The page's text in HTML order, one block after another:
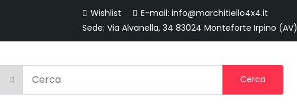
Wishlist
E-mail: info@marchitiello4x4.it
Sede: Via Alvanella, 34 83024 Monteforte Irpino (AV)
Cerca